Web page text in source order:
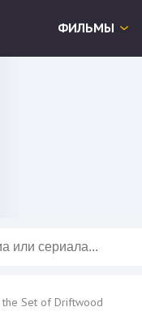
ФИЛЬМЫ
Set of Driftwood